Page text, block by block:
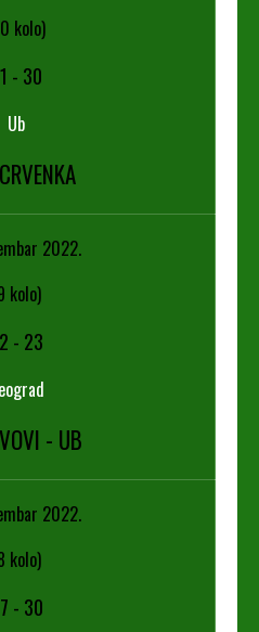
kolo)
- 30
Ub
2022.
kolo)
- 23
- UB
2022.
kolo)
- 30